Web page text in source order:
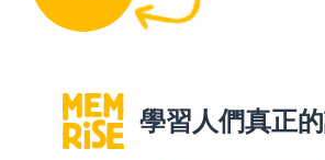
學習人們真正